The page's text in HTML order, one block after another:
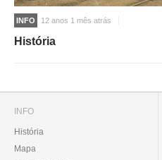
INFO 12 anos 1 mês atrás
História
INFO
História
Mapa